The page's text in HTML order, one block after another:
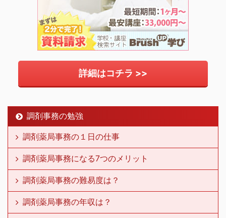
詳細はコチラ >>
調剤事務の勉強
調剤薬局事務の１日の仕事
調剤薬局事務になる7つのメリット
調剤薬局事務の難易度は？
調剤薬局事務の年収は？